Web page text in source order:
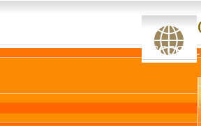
ссссссс